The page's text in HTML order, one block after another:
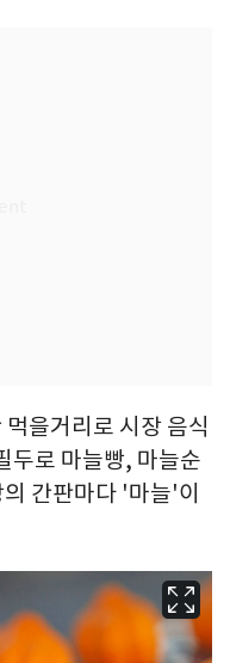
을거리로 시장 음식
두로 마늘빵, 마늘순
간판마다 '마늘'이